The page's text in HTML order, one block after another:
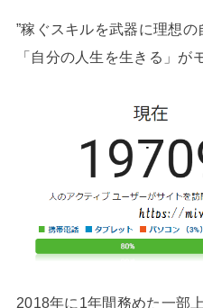
”稼ぐスキルを武器に理想の
「自分の人生を生きる」が
2018年に1年間務めた一部